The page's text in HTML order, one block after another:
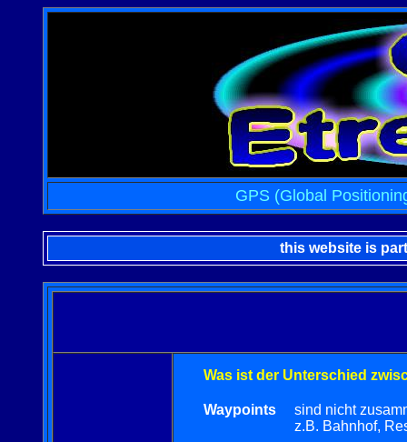
GPS (Global
this website is
Was ist der Unterschied
Waypoints
sind nicht
z.B. Bahnhof,